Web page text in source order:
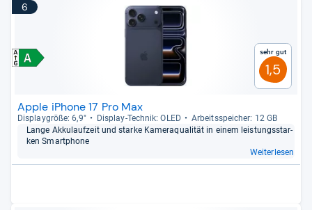
6
Sehr gut
1,5
Apple iPhone 17 Pro Max
Dis­play­größe: 6,9" Dis­play-​Tech­nik: OLED
Arbeitsspei­cher: 12 GB
Lange Akku­lauf­zeit und starke Kame­raqua­li­tät in einem leis­tungs­star­
ken Smart­phone
Weiterlesen